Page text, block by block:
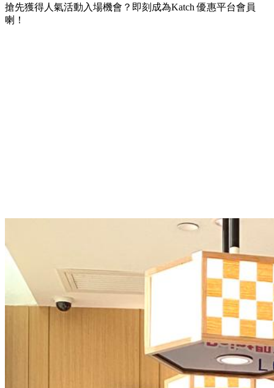
搶先獲得人氣活動入場機會？即刻成為Katch 優惠平台會員
喇！